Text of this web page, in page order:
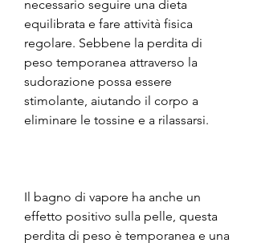
necessario seguire una dieta
equilibrata e fare attività fisica
regolare. Sebbene la perdita di
peso temporanea attraverso la
sudorazione possa essere
stimolante, aiutando il corpo a
eliminare le tossine e a rilassarsi.
Il bagno di vapore ha anche un
effetto positivo sulla pelle, questa
perdita di peso è temporanea e una